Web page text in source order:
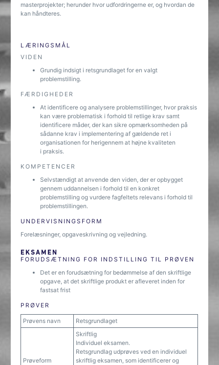
masterprojekter; herunder hvor udfordringerne er, og hvordan de
kan håndteres.
LÆRINGSMÅL
VIDEN
Grundig indsigt i retsgrundlaget for en valgt
problemstilling.
FÆRDIGHEDER
At identificere og analysere problemstillinger, hvor praksis
kan være problematisk i forhold til retlige krav samt
identificere måder, der kan sikre opmærksomheden på
sådanne krav i implementering af gældende ret i
organisationen for herigennem at højne kvaliteten
i praksis.
KOMPETENCER
Selvstændigt at anvende den viden, der er opbygget
gennem uddannelsen i forhold til en konkret
problemstilling og vurdere fagfeltets relevans i forhold til
problemstillingen.
UNDERVISNINGSFORM
Forelæsninger, opgaveskrivning og vejledning.
EKSAMEN
FORUDSÆTNING FOR INDSTILLING TIL PRØVEN
Det er en forudsætning for bedømmelse af den skriftlige
opgave, at det skriftlige produkt er afleveret inden for
fastsat frist
PRØVER
Prøvens navn Retsgrundlaget
Prøveform
Skriftlig
Individuel eksamen.
Retsgrundlag udprøves ved en individuel
skriftlig eksamen, som identificerer og